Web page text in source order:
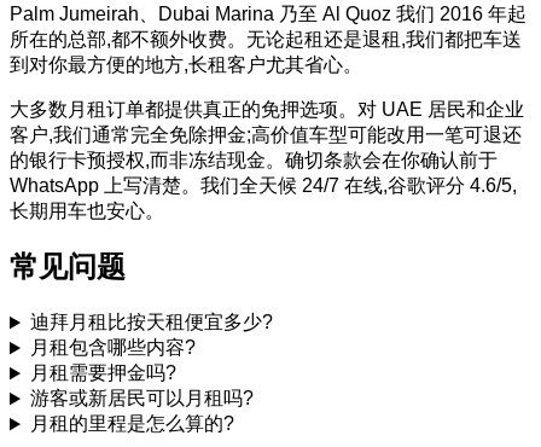
Palm Jumeirah、Dubai Marina 乃至 Al Quoz 我们 2016 年起
所在的总部,都不额外收费。无论起租还是退租,我们都把车送
到对你最方便的地方,长租客户尤其省心。
大多数月租订单都提供真正的免押选项。对 UAE 居民和企业
客户,我们通常完全免除押金;高价值车型可能改用一笔可退还
的银行卡预授权,而非冻结现金。确切条款会在你确认前于
WhatsApp 上写清楚。我们全天候 24/7 在线,谷歌评分 4.6/5,
长期用车也安心。
常见问题
迪拜月租比按天租便宜多少?
月租包含哪些内容?
月租需要押金吗?
游客或新居民可以月租吗?
月租的里程是怎么算的?